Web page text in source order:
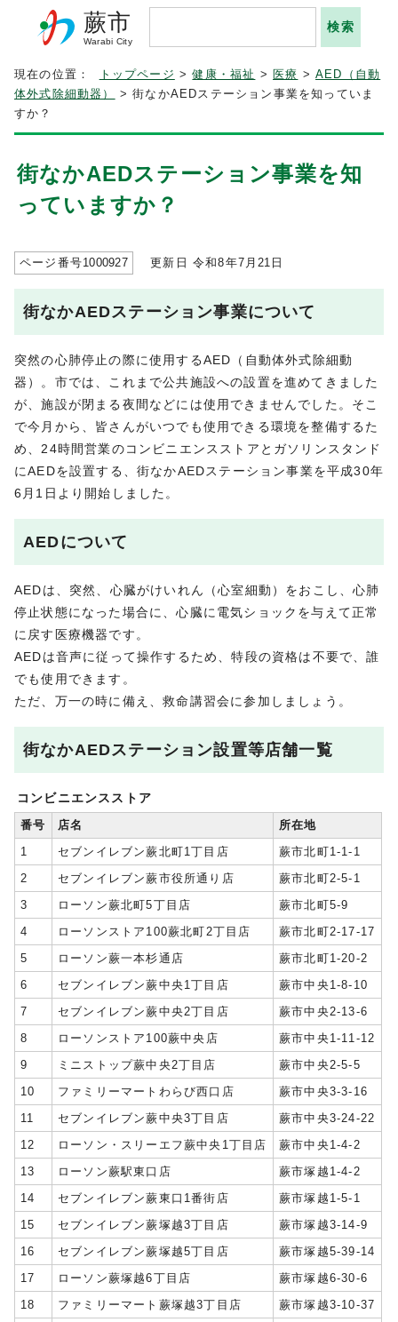
蕨市
Warabi City
現在の位置： トップページ >健康・福祉 > 医療 >AED（自動
体外式除細動器）
> 街なかAEDステーション事業を知っていま
すか？
街なかAEDステーション事業を知
っていますか？
ページ番号1000927 更新日 令和8年7月21 日
街なかAEDステーション事業について
突然の心肺停止の際に使用するAED（自動体外式除細動
器）。市では、これまで公共施設への設置を進めてきました
が、施設が閉まる夜間などには使用できませんでした。そこ
で今月から、皆さんがいつでも使用できる環境を整備するた
め、24時間営業のコンビニエンスストアとガソリンスタンド
にAEDを設置する、街なかAEDステーション事業を平成30年
6月1日より開始しました。
AEDについて
AEDは、突然、心臓がけいれん（心室細動）をおこし、心肺
停止状態になった場合に、心臓に電気ショックを与えて正常
に戻す医療機器です。
AEDは音声に従って操作するため、特段の資格は不要で、誰
でも使用できます。
ただ、万一の時に備え、救命講習会に参加しましょう。
街なかAEDステーション設置等店舗一覧
コンビニエンスストア
番号 店名
所在地
1
セブンイレブン蕨北町1丁目店
蕨市北町1-1-1
2
セブンイレブン蕨市役所通り店
蕨市北町2-5-1
3
ローソン蕨北町5丁目店
蕨市北町5-9
4
ローソンストア100蕨北町2丁目店
蕨市北町2-17-17
5
ローソン蕨一本杉通店
蕨市北町1-20-2
6
セブンイレブン蕨中央1丁目店
蕨市中央1-8-10
7
セブンイレブン蕨中央2丁目店
蕨市中央2-13-6
8
ローソンストア100蕨中央店
蕨市中央1-11-12
9
ミニストップ蕨中央2丁目店
蕨市中央2-5-5
10
ファミリーマートわらび西口店
蕨市中央3-3-16
11
セブンイレブン蕨中央3丁目店
蕨市中央3-24-22
12
ローソン・スリーエフ蕨中央1丁目店
蕨市中央1-4-2
13
ローソン蕨駅東口店
蕨市塚越1-4-2
14
セブンイレブン蕨東口1番街店
蕨市塚越1-5-1
15
セブンイレブン蕨塚越3丁目店
蕨市塚越3-14-9
16
セブンイレブン蕨塚越5丁目店
蕨市塚越5-39-14
17
ローソン蕨塚越6丁目店
蕨市塚越6-30-6
18
ファミリーマート蕨塚越3丁目店
蕨市塚越3-10-37